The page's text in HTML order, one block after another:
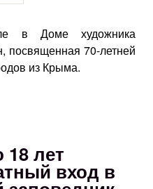
в Доме художника
посвященная 70-летней
из Крыма.
лет
вход в